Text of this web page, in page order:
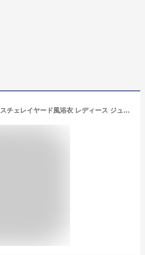
背中ファスナー チュールビスチェレイヤード風浴衣 レディース ジュニア オールインワン浴衣 着付け簡単 花柄 チェック柄 中学生 高校生 大人 ゆかた 親子お揃い キャサリンコテージ TAK